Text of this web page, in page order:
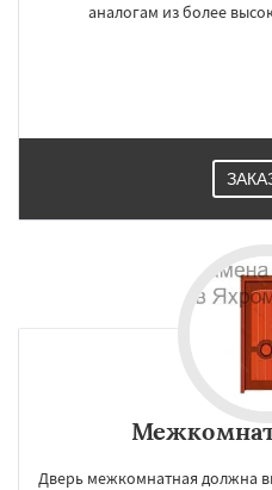
аналогам из более
Дверь межкомнатная должна